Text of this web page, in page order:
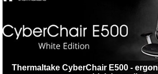
Thermaltake CyberChair E500 -